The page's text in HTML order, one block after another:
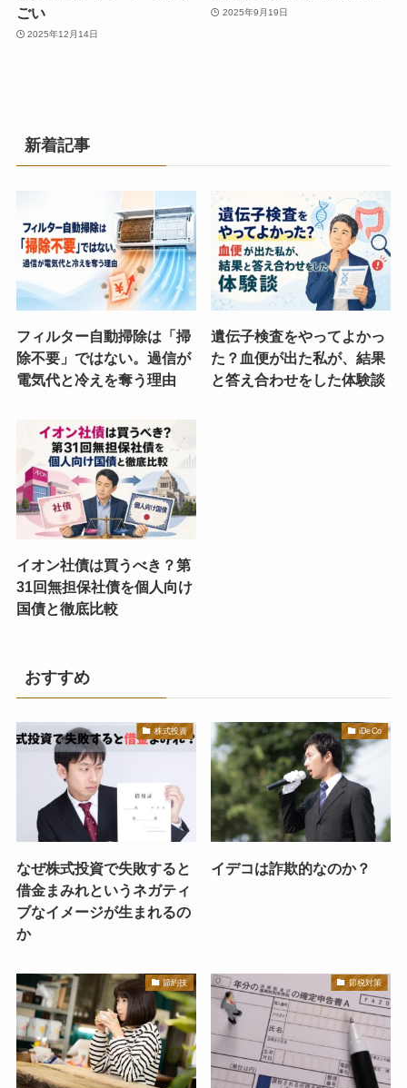
ごい
2025年12月14日
2025年9月19日
新着記事
フィルター自動掃除は「掃
除不要」ではない。過信が
電気代と冷えを奪う理由
遺伝子検査をやってよかっ
た？血便が出た私が、結果
と答え合わせをした体験談
イオン社債は買うべき？第
31回無担保社債を個人向け
国債と徹底比較
おすすめ
株式投資
なぜ株式投資で失敗すると
借金まみれというネガティ
ブなイメージが生まれるの
か
iDeCo
イデコは詐欺的なのか？
節約技 節税対策